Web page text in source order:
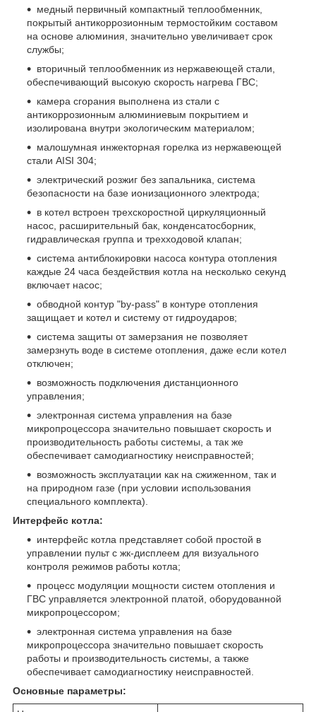
медный первичный компактный теплообменник,
покрытый антикоррозионным термостойким составом
на основе алюминия, значительно увеличивает срок
службы;
вторичный теплообменник из нержавеющей стали,
обеспечивающий высокую скорость нагрева ГВС;
камера сгорания выполнена из стали с
антикоррозионным алюминиевым покрытием и
изолирована внутри экологическим материалом;
малошумная инжекторная горелка из нержавеющей
стали AISI 304;
электрический розжиг без запальника, система
безопасности на базе ионизационного электрода;
в котел встроен трехскоростной циркуляционный
насос, расширительный бак, конденсатосборник,
гидравлическая группа и трехходовой клапан;
система антиблокировки насоса контура отопления
каждые 24 часа бездействия котла на несколько секунд
включает насос;
обводной контур "by-pass" в контуре отопления
защищает и котел и систему от гидроударов;
система защиты от замерзания не позволяет
замерзнуть воде в системе отопления, даже если котел
отключен;
возможность подключения дистанционного
управления;
электронная система управления на базе
микропроцессора значительно повышает скорость и
производительность работы системы, а так же
обеспечивает самодиагностику неисправностей;
возможность эксплуатации как на сжиженном, так и
на природном газе (при условии использования
специального комплекта).
Интерфейс котла:
интерфейс котла представляет собой простой в
управлении пульт с жк-дисплеем для визуального
контроля режимов работы котла;
процесс модуляции мощности систем отопления и
ГВС управляется электронной платой, оборудованной
микропроцессором;
электронная система управления на базе
микропроцессора значительно повышает скорость
работы и производительность системы, а также
обеспечивает самодиагностику неисправностей.
Основные параметры: